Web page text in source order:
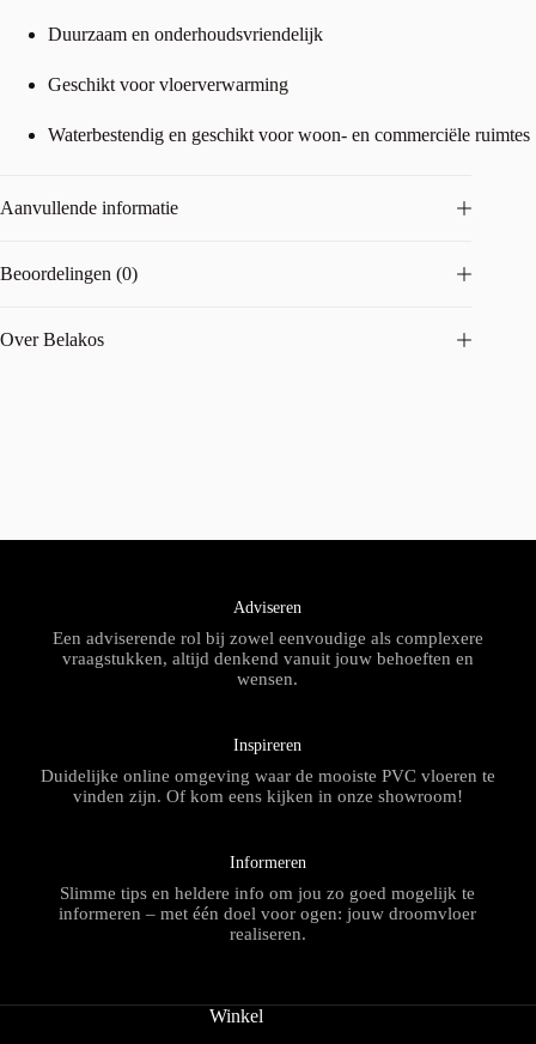
Duurzaam en onderhoudsvriendelijk
Geschikt voor vloerverwarming
Waterbestendig en geschikt voor woon- en commerciële ruimtes
Aanvullende informatie
Beoordelingen (0)
Over Belakos
Adviseren
Een adviserende rol bij zowel eenvoudige als complexere
vraagstukken, altijd denkend vanuit jouw behoeften en
wensen.
Inspireren
Duidelijke online omgeving waar de mooiste PVC vloeren te
vinden zijn. Of kom eens kijken in onze showroom!
Informeren
Slimme tips en heldere info om jou zo goed mogelijk te
informeren – met één doel voor ogen: jouw droomvloer
realiseren.
Winkel